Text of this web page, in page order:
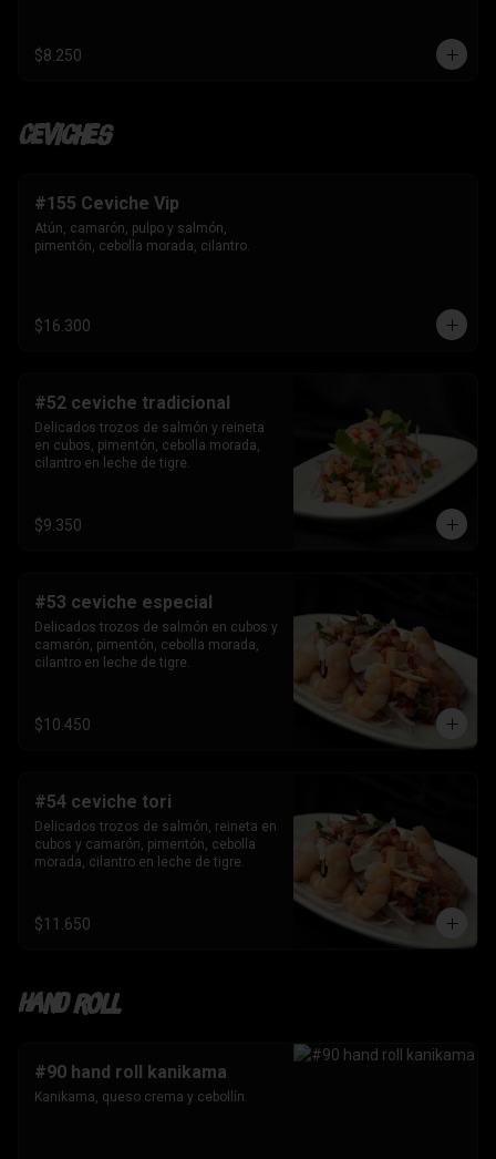
$8.250
Ceviches
#155 Ceviche Vip
Atún, camarón, pulpo y salmón,
pimentón, cebolla morada, cilantro.
$16.300
#52 ceviche tradicional
Delicados trozos de salmón y reineta
en cubos, pimentón, cebolla morada,
cilantro en leche de tigre.
$9.350
#53 ceviche especial
Delicados trozos de salmón en cubos y
camarón, pimentón, cebolla morada,
cilantro en leche de tigre.
$10.450
#54 ceviche tori
Delicados trozos de salmón, reineta en
cubos y camarón, pimentón, cebolla
morada, cilantro en leche de tigre.
$11.650
Hand roll
#90 hand roll kanikama
Kanikama, queso crema y cebollín.